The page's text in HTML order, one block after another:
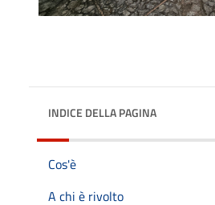
INDICE DELLA PAGINA
Cos'è
A chi è rivolto